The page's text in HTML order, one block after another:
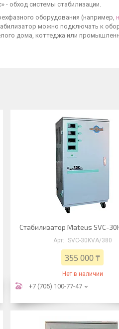
обход системы стабилизации.
оборудования (например,
можно подключать к
дома, коттеджа или
Стабилизатор Mateus SVC-
SVC-30KVA/380
355 000 ₸
Нет в наличии
+7 (705) 100-77-47